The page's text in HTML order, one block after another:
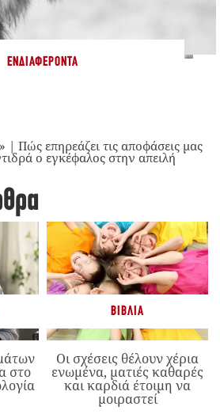
ΕΝΔΙΑΦΈΡΟΝΤΑ
| Πώς επηρεάζει τις αποφάσεις μας
ο εγκέφαλος στην απειλή
στο
ΒΙΒΛΊΑ
Οι σχέσεις θέλουν χέρια
ενωμένα, ματιές καθαρές
και καρδιά έτοιμη να
μοιραστεί